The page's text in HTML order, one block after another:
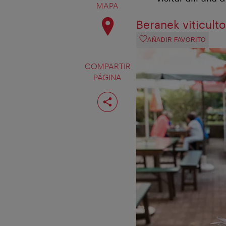
MAPA
COMPARTIR
PÁGINA
Compartir
página
Beranek
AÑADIR FAVORITO